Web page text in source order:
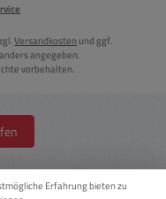
Versandkosten und ggf.
angegeben.
vorbehalten.
Erfahrung bieten zu